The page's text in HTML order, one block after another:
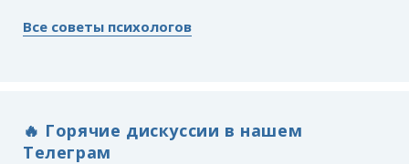
Все советы психологов
🔥 Горячие дискуссии в нашем
Телеграм